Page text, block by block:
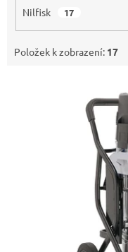
Nilfisk 17
Položek k zobrazení: 17